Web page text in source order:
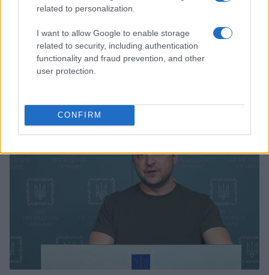
related to personalization.
I want to allow Google to enable storage
related to security, including authentication
functionality and fraud prevention, and other
user protection.
CONFIRM
L’état désastreux des hôpitaux de Gaza : une crise sanitaire qui